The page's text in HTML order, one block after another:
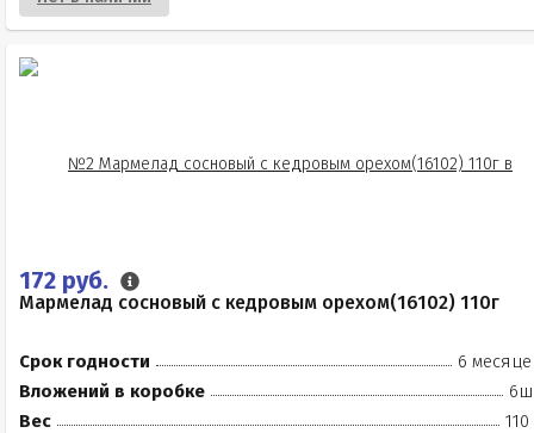
172 руб.
Мармелад сосновый с кедровым орехом(16102) 110г
Срок годности
6
Вложений в коробке
Вес
110